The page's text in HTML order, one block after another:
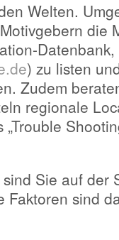
Welten.
die
) zu listen
Zudem
regionale
Sie auf der
Faktoren sind